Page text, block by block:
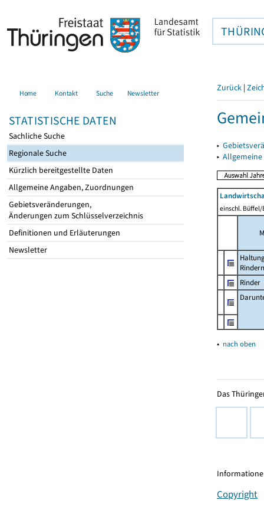
Home Kontakt Suche Newsletter
STATISTISCHE DATEN
Sachliche Suche
Regionale Suche
Kürzlich bereitgestellte Daten
Allgemeine Angaben, Zuordnungen
Gebietsveränderungen,
Änderungen zum Schlüsselverzeichnis
Definitionen und Erläuterungen
Newsletter
Zurück |
▸
▸
einschl. Büffel/
Rindern
Rinder
▴ nach oben
Das
Copyright